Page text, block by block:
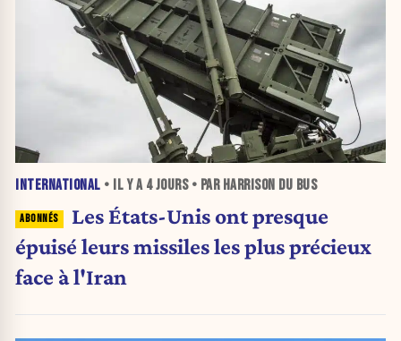
INTERNATIONAL • IL Y A 4 JOURS• PAR HARRISON DU BUS
Les États-Unis ont presque
épuisé leurs missiles les plus précieux
face à l'Iran